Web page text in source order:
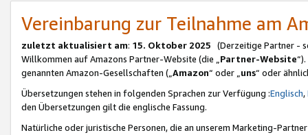
Vereinbarung zur Teilnahme am
zuletzt aktualisiert am: 15. Oktober 2025 (Derzeitige Partner -
Willkommen auf Amazons Partner-Website (die „Partner-Website
genannten Amazon-Gesellschaften („Amazon“ oder „uns“ oder
Übersetzungen stehen in folgenden Sprachen zur Verfügung :Englisch,
den Übersetzungen gilt die englische Fassung.
Natürliche oder juristische Personen, die an unserem Marketing-